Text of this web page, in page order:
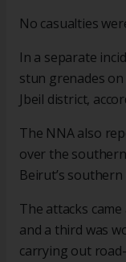
No casualties
In a separate
stun grenades
Jbeil district,
The NNA also
over the
Beirut’s
The attacks
and a third was
carrying out